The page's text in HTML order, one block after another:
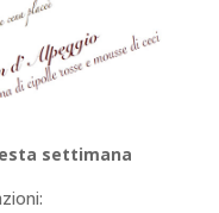
settimana